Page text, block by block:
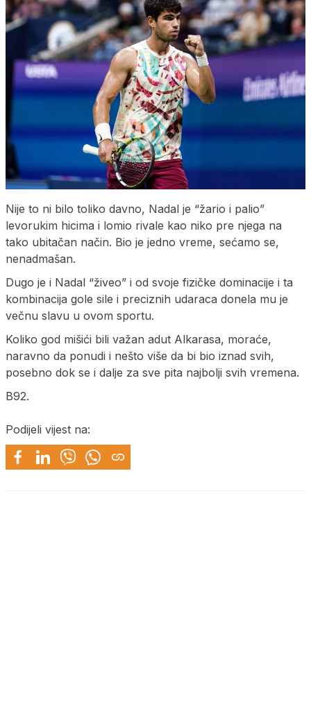
Nije to ni bilo toliko davno, Nadal je “žario i palio”
levorukim hicima i lomio rivale kao niko pre njega na
tako ubitačan način. Bio je jedno vreme, sećamo se,
nenadmašan.
Dugo je i Nadal “živeo” i od svoje fizičke dominacije i ta
kombinacija gole sile i preciznih udaraca donela mu je
večnu slavu u ovom sportu.
Koliko god mišići bili važan adut Alkarasa, moraće,
naravno da ponudi i nešto više da bi bio iznad svih,
posebno dok se i dalje za sve pita najbolji svih vremena.
B92.
Podijeli vijest na: